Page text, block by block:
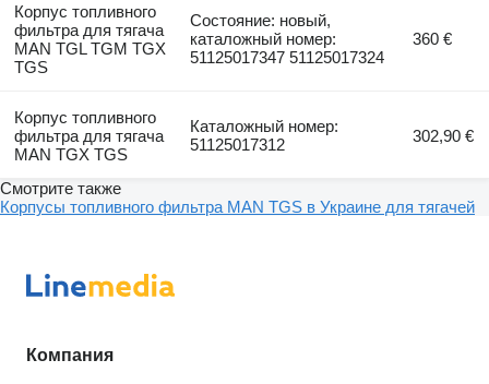
Корпус топливного
фильтра для тягача
MAN TGL TGM TGX
TGS
Состояние: новый,
каталожный номер:
51125017347 51125017324
360 €
Корпус топливного
фильтра для тягача
MAN ТGX TGS
Каталожный номер:
51125017312
302,90 €
Смотрите также
Корпусы топливного фильтра MAN TGS в Украине для тягачей
Компания